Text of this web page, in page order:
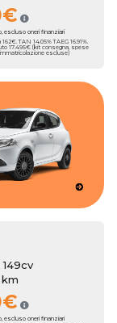
escluso oneri finanziari
TAN 14.05% TAEG 16.91%.
17.495€ (kit consegna, spese
escluse)
vetture usate e
la
vetture dei
149cv
km
escluso oneri finanziari